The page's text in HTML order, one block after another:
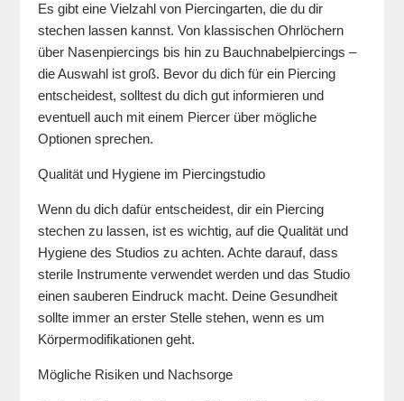
Es gibt eine Vielzahl von Piercingarten, die du dir
stechen lassen kannst. Von klassischen Ohrlöchern
über Nasenpiercings bis hin zu Bauchnabelpiercings –
die Auswahl ist groß. Bevor du dich für ein Piercing
entscheidest, solltest du dich gut informieren und
eventuell auch mit einem Piercer über mögliche
Optionen sprechen.
Qualität und Hygiene im Piercingstudio
Wenn du dich dafür entscheidest, dir ein Piercing
stechen zu lassen, ist es wichtig, auf die Qualität und
Hygiene des Studios zu achten. Achte darauf, dass
sterile Instrumente verwendet werden und das Studio
einen sauberen Eindruck macht. Deine Gesundheit
sollte immer an erster Stelle stehen, wenn es um
Körpermodifikationen geht.
Mögliche Risiken und Nachsorge